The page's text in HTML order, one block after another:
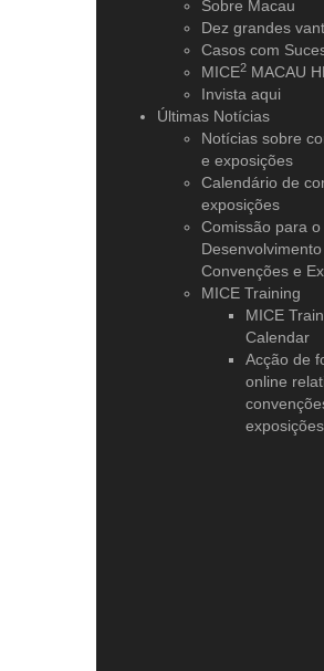
Sobre Macau
Dez grandes
Casos com
MICE2 MACAU
Invista aqui
Últimas Notícias
Notícias sobre
e exposições
Calendário de
exposições
Comissão para o
Convenções e
MICE Training
MICE
Calendar
Acção de
online
exposições